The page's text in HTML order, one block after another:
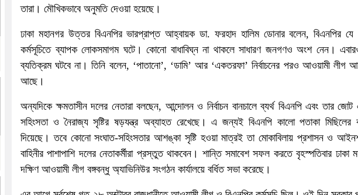
তারা। মৌখিকভাবে অনুমতি দেওয়া হয়েছে।
ঢাকা মহানগর উত্তর বিএনপির ভারপ্রাপ্ত আহ্বায়ক ডা. ফরহাদ হালিম ডোনার বলেন, বিএনপির
কর্মসূচিতে ব্যাপক লোকসমাগম ঘটে। কোনো বাধাবিঘ্ন না থাকলে সাধারণ জনগণও অংশ নেন।
ব্যতিক্রম ঘটবে না। তিনি বলেন, ‘পাতানো’, ‘ডামি’ আর ‘একতরফা’ নির্বাচনের পরও আওয়ামী লীগ
আছে।
অন্যদিকে ক্ষমতাসীন দলের নেতারা বলছেন, আন্দোলন ও নির্বাচন বানচালে ব্যর্থ বিএনপি এবং তার
সহিংসতা ও নৈরাজ্য সৃষ্টির ষড়যন্ত্র অব্যাহত রেখেছে। এ জন্যই বিএনপি কালো পতাকা মিছিলের
দিয়েছে। তবে কোনো সংঘাত-সহিংসতার আশঙ্কা সৃষ্টি হওয়া মাত্রই তা মোকাবিলায় প্রশাসন ও
বাহিনীর পাশাপাশি দলের নেতাকর্মীরা প্রস্তুত থাকবেন। শান্তি সমাবেশ সফল করতে বৃহস্পতিবার ঢাকা
দক্ষিণ আওয়ামী লীগ বঙ্গবন্ধু অ্যাভিনিউর সংগঠন কার্যালয়ে বর্ধিত সভা করেছে।